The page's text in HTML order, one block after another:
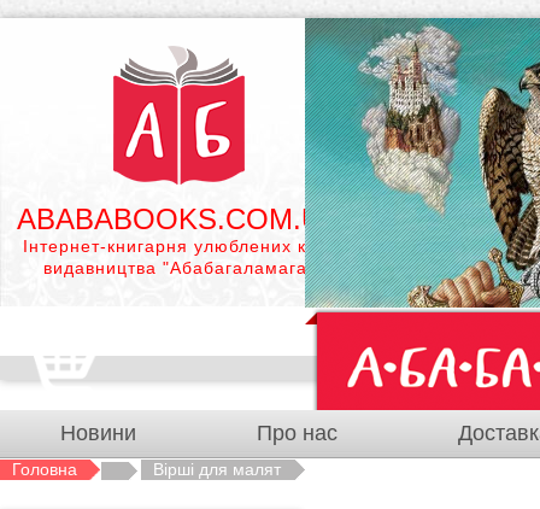
ABABABOOKS.COM.UA
Інтернет-книгарня улюблених книг
видавництва "Абабагаламага"
Новини Про нас
Головна Вірші для малят